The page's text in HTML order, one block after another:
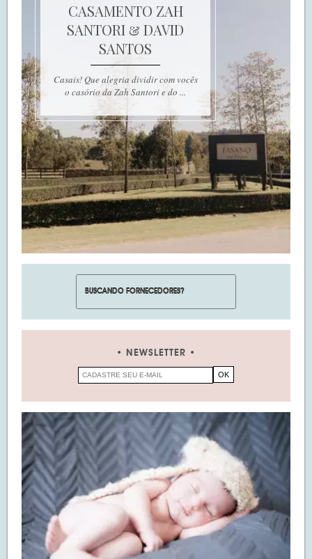
CASAMENTO ZAH
SANTORI & DAVID
SANTOS
Casais! Que alegria dividir com vocês
o casório da Zah Santori e do ...
NEWSLETTER